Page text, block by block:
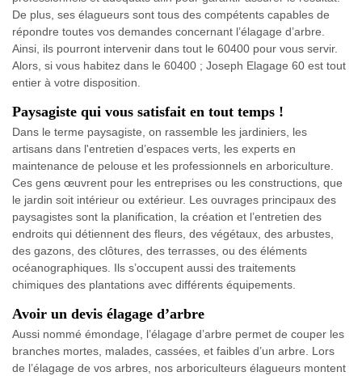
De plus, ses élagueurs sont tous des compétents capables de
répondre toutes vos demandes concernant l’élagage d’arbre.
Ainsi, ils pourront intervenir dans tout le 60400 pour vous servir.
Alors, si vous habitez dans le 60400 ; Joseph Elagage 60 est tout
entier à votre disposition.
Paysagiste qui vous satisfait en tout temps !
Dans le terme paysagiste, on rassemble les jardiniers, les
artisans dans l'entretien d’espaces verts, les experts en
maintenance de pelouse et les professionnels en arboriculture.
Ces gens œuvrent pour les entreprises ou les constructions, que
le jardin soit intérieur ou extérieur. Les ouvrages principaux des
paysagistes sont la planification, la création et l’entretien des
endroits qui détiennent des fleurs, des végétaux, des arbustes,
des gazons, des clôtures, des terrasses, ou des éléments
océanographiques. Ils s’occupent aussi des traitements
chimiques des plantations avec différents équipements.
Avoir un devis élagage d’arbre
Aussi nommé émondage, l’élagage d’arbre permet de couper les
branches mortes, malades, cassées, et faibles d’un arbre. Lors
de l’élagage de vos arbres, nos arboriculteurs élagueurs montent